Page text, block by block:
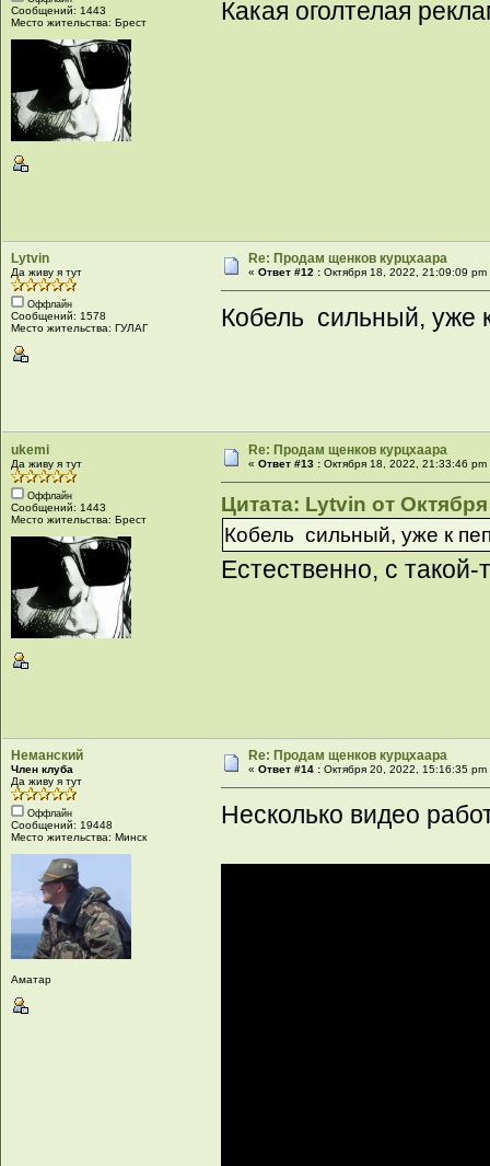
Сообщений: 1443
Место жительства: Брест
Какая оголтелая
Lytvin
Да живу я тут
Оффлайн
Сообщений: 1578
Место жительства: ГУЛАГ
Re: Продам щенков курцхаара
«Ответ #12 : Октября 18, 2022, 21:09:09 pm
Кобель сильный, уже
ukemi
Да живу я тут
Оффлайн
Сообщений: 1443
Место жительства: Брест
Re: Продам щенков курцхаара
«Ответ #13 : Октября 18, 2022, 21:33:46 pm
Цитата: Lytvin от
Кобель сильный, уже к
Естественно, с такой-
Неманский
Член клуба
Да живу я тут
Оффлайн
Сообщений: 19448
Место жительства: Минск
Аматар
Re: Продам щенков курцхаара
«Ответ #14 : Октября 20, 2022, 15:16:35 pm
Несколько видео